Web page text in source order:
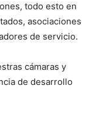
todo esto en
asociaciones
de servicio.
cámaras y
de desarrollo